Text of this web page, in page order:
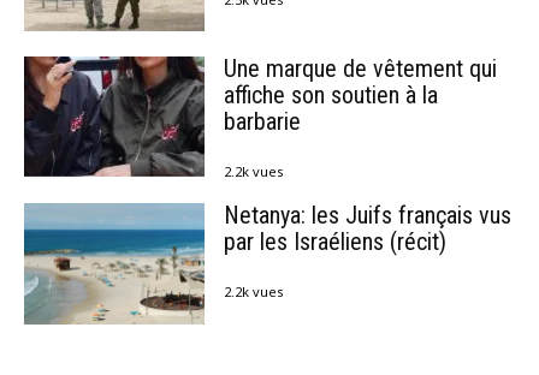
Une marque de vêtement qui
affiche son soutien à la
barbarie
2.2k vues
Netanya: les Juifs français vus
par les Israéliens (récit)
2.2k vues